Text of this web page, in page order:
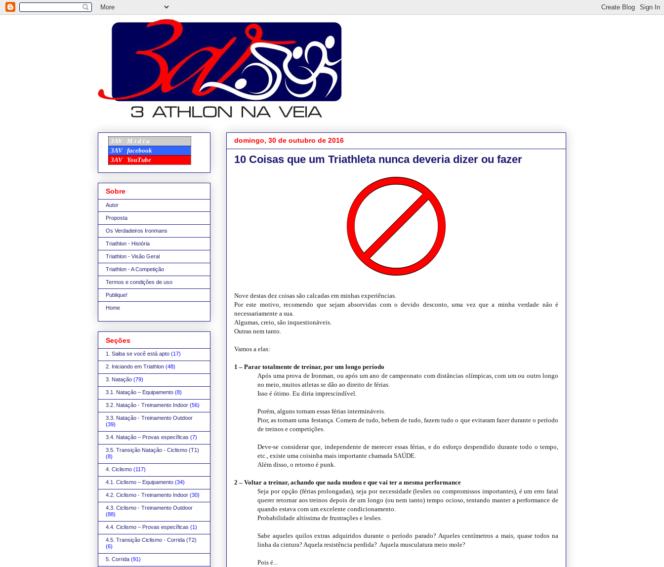
domingo, 30 de outubro de 2016
10 Coisas que um Triathleta nunca deveria dizer ou fazer
Nove destas dez coisas são calcadas em minhas experiências.
Por este motivo, recomendo que sejam absorvidas com o devido desconto, uma vez que a minha verdade não é
necessariamente a sua.
Algumas, creio, são inquestionáveis.
Outras nem tanto.
Vamos a elas:
1 – Parar totalmente de treinar, por um longo período
Após uma prova de Ironman, ou após um ano de campeonato com distâncias olímpicas, com um ou outro longo
no meio, muitos atletas se dão ao direito de férias.
Isso é ótimo. Eu diria imprescindível.
Porém, alguns tornam essas férias intermináveis.
Pior, as tornam uma festança. Comem de tudo, bebem de tudo, fazem tudo o que evitaram fazer durante o período
de treinos e competições.
Deve-se considerar que, independente de merecer essas férias, e do esforço despendido durante todo o tempo,
etc., existe uma coisinha mais importante chamada SAÚDE.
Além disso, o retorno é punk.
2 – Voltar a treinar, achando que nada mudou e que vai ter a mesma performance
Seja por opção (férias prolongadas), seja por necessidade (lesões ou compromissos importantes), é um erro fatal
querer retornar aos treinos depois de um longo (ou nem tanto) tempo ocioso, tentando manter a performance de
quando estava com um excelente condicionamento.
Probabilidade altíssima de frustrações e lesões.
Sabe aqueles quilos extras adquiridos durante o período parado? Aqueles centímetros a mais, quase todos na
linha da cintura? Aquela resistência perdida? Aquela musculatura meio mole?
Pois é...
3AV
M í d i a
3AV facebook
3AV YouTube
Sobre
Autor
Proposta
Os Verdadeiros Ironmans
Triathlon - História
Triathlon - Visão Geral
Triathlon - A Competição
Termos e condições de uso
Publique!
Home
Seções
1. Saiba se você está apto (17)
2. Iniciando em Triathlon (48)
3. Natação (79)
3.1. Natação – Equipamento (8)
3.2. Natação - Treinamento Indoor (56)
3.3. Natação - Treinamento Outdoor
(39)
3.4. Natação – Provas específicas (7)
3.5. Transição Natação - Ciclismo (T1)
(8)
4. Ciclismo (117)
4.1. Ciclismo – Equipamento (34)
4.2. Ciclismo - Treinamento Indoor (30)
4.3. Ciclismo - Treinamento Outdoor
(88)
4.4. Ciclismo – Provas específicas (1)
4.5. Transição Ciclismo - Corrida (T2)
(6)
5. Corrida (91)